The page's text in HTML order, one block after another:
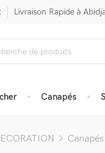
Livraison Rapide à
Canapés
Canapés